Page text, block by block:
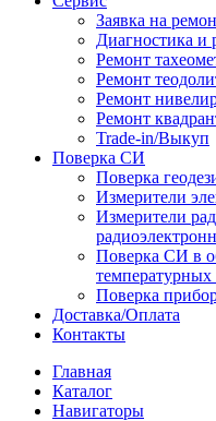
Заявка на
Диагностика и
Ремонт
Ремонт
Ремонт
Ремонт
Trade-in/Выкуп
Поверка СИ
Поверка
Измерители
Измерители
Поверка СИ в
Поверка
Доставка/Оплата
Контакты
Главная
Каталог
Навигаторы